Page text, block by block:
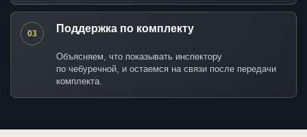
03 Поддержка по комплекту
Объясняем, что показывать инспектору
по чебуречной, и остаемся на связи после передачи
комплекта.